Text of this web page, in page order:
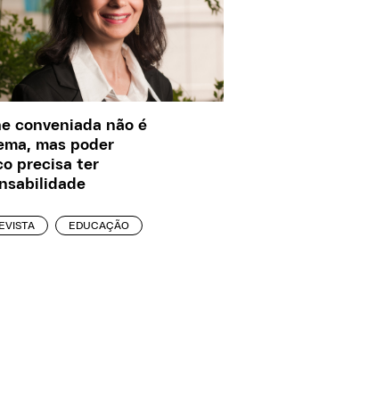
conveniada não é
mas poder
precisa ter
EDUCAÇÃO